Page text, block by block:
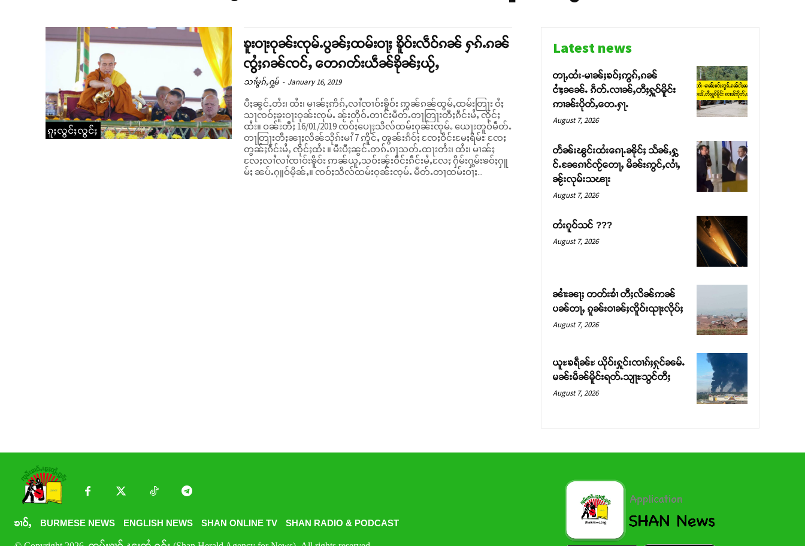
ၵူႈလွင်ႈလွင်ႈ
ၶူးဝႃးဝုၼ်းၸုမ်ႉပွၼ်ႈထမ်းဝႃႈ ၶိူဝ်းလဵဝ်ၵၼ် ႁၵ်ႉၵၼ်
ၸွႆႈၵၼ်ၸင်ႇ တေၵတ်းယဵၼ်ၶိုၼ်ႈယႂ်ႇ
သၢႆမွၵ်ႇႁွမ် - January 16, 2019
ပီႈၼွင်ႉတႆး၊ ထႆး၊ မၢၼ်ႈဢိၵ်ႇလၢႆၸၢဝ်းၶိူဝ်း ဢွၼ်ၵၼ်ထွမ်ႇထမ်းတြႃး ဝႆႈ
သႃၸဝ်ႈၶူးဝႃးဝုၼ်းၸုမ်ႉ ၼႂ်းတိုဝ်ႉတၢင်းမဵတ်ႉတႃတြႃးတီႈၵဵင်းမႆႇ ၸိုင်ႈ
ထႆး။ ဝၼ်းတီႈ 16/01/2019 ၸဝ်ႈပေႃႈသိလ်ထမ်းဝုၼ်းၸုမ်ႉ ယေႃးတူဝ်မဵတ်ႉ
တႃတြႃးတီႈၼႃႈလိၼ်သိုၵ်းမၢႆ 7 ဢိူင်ႇ ၻွၼ်းၵႅဝ်ႈ ၸႄႈဝဵင်းမႄႈရိမ်ႊ ၸႄႈ
တွၼ်ႈၵဵင်းမႆႇ ၸိုင်ႈထႆး ။ မီးပီႈၼွင်ႉတၵ်ႉၵႃသတ်ႉထႃးတႆး၊ ထႆး၊ မၢၼ်ႈ
လႄႈလၢႆလၢႆၸၢဝ်းၶိူဝ်း ဢၼ်ယူႇသဝ်းၼႂ်းဝဵင်းၵဵင်းမႆႇလႄႈ ႁိမ်းႁွမ်းၶဝ်ႈႁူ
မ်ႈ ၼပ်ႉႁူဝ်မိုၼ်ႇ။ ၸဝ်ႈသိလ်ထမ်းဝုၼ်းၸုမ်ႉ မဵတ်ႉတႃထမ်းဝႃႈ...
Latest news
တႃႇထႆး-မၢၼ်ႈၶဝ်ႈဢွၵ်ႇၵၼ်
ငၢႆႈၼၼ်ႉ ၵဵတ်ႉလၢၼ်ႇတီႈႁူဝ်မိူင်း
ဢၢၼ်းပိုတ်ႇတေႉႁႃႉ
August 7, 2026
တႅၼ်းၽွင်းထႆးၵေႃႉၼိုင်ႈ သႅၼ်ႇႁွ
င်ႉၼႄၵၢင်ၸႂ်တေႃႇ မိၼ်းဢွင်ႇလၢႆႇ
ၼႂ်းလုမ်းသၽႃး
August 7, 2026
တႆးၵူဝ်သင် ???
August 7, 2026
ၼၢႆးၼႃႈ တတ်းၶၢႆ တီႈလိၼ်ဢၼ်
ပၼ်တႃႇ ၵူၼ်းဝၢၼ်ႈၸိူဝ်းၺႃးလိုပ်ႈ
August 7, 2026
ယူႊၶရဵၼ်ႊ ယိုဝ်းႁူင်းၸၢၵ်ႈႁုင်ၼမ်ႉ
မၼ်းမဵၼ်မိူင်းရတ်ႉသျႃႊသွင်တီႈ
August 7, 2026
ၶၢဝ်ႇ BURMESE NEWS ENGLISH NEWS SHAN ONLINE TV SHAN RADIO & PODCAST